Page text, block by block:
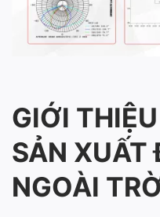
GIỚI
SẢN XUẤT
NGOÀI